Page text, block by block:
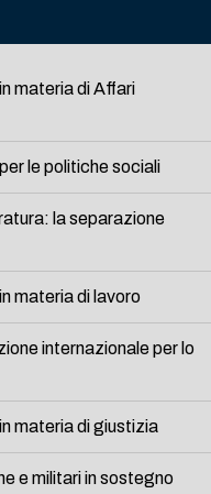
materia di Affari
le politiche sociali
la separazione
materia di lavoro
internazionale per lo
materia di giustizia
e militari in sostegno